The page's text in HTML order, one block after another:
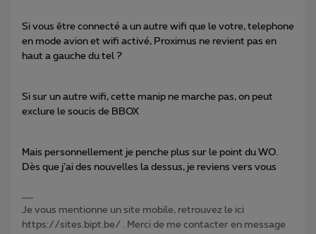
Si vous être connecté a un autre wifi que le votre, telephone
en mode avion et wifi activé, Proximus ne revient pas en
haut a gauche du tel ?
Si sur un autre wifi, cette manip ne marche pas, on peut
exclure le soucis de BBOX
Mais personnellement je penche plus sur le point du WO.
Dès que j’ai des nouvelles la dessus, je reviens vers vous
Je vous mentionne un site mobile, retrouvez le ici
https://sites.bipt.be/ . Merci de me contacter en message